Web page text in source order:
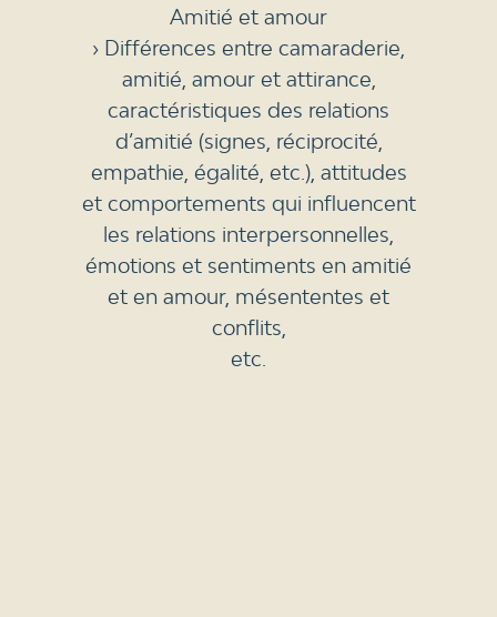
Amitié et amour
› Différences entre camaraderie,
amitié, amour et attirance,
caractéristiques des relations
d’amitié (signes, réciprocité,
empathie, égalité, etc.), attitudes
et comportements qui influencent
les relations interpersonnelles,
émotions et sentiments en amitié
et en amour, mésententes et
conflits,
etc.